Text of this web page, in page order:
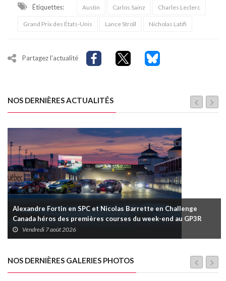
Étiquettes: Austin Carlos Sainz Charles Leclerc
Grand Prix des États-Unis Lance Stroll Nicholas Latifi
Partagez l'actualité
NOS DERNIÈRES ACTUALITÉS
Alexandre Fortin en SPC et Nicolas Barrette en Challenge
Canada héros des premières courses du week-end au GP3R
Vendredi 7 août 2026
NOS DERNIÈRES GALERIES PHOTOS